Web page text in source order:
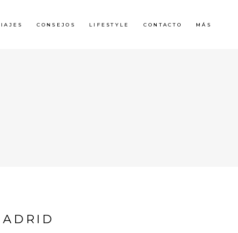
CONSEJOS LIFESTYLE CONTACTO MÁS